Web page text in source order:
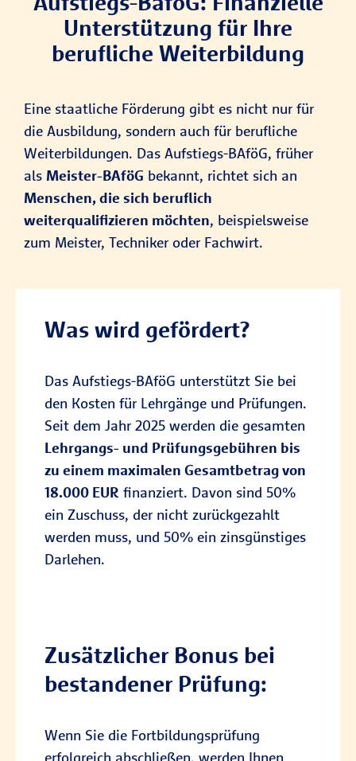
Unterstützung für Ihre
berufliche Weiterbildung
Eine staatliche Förderung gibt es nicht nur für
die Ausbildung, sondern auch für berufliche
Weiterbildungen. Das Aufstiegs-BAföG, früher
als Meister-BAföG bekannt, richtet sich an
Menschen, die sich beruflich
weiterqualifizieren möchten, beispielsweise
zum Meister, Techniker oder Fachwirt.
Was wird gefördert?
Das Aufstiegs-BAföG unterstützt Sie bei
den Kosten für Lehrgänge und Prüfungen.
Seit dem Jahr 2025 werden die gesamten
Lehrgangs- und Prüfungsgebühren bis
zu einem maximalen Gesamtbetrag von
18.000 EUR finanziert. Davon sind 50%
ein Zuschuss, der nicht zurückgezahlt
werden muss, und 50% ein zinsgünstiges
Darlehen.
Zusätzlicher Bonus bei
bestandener Prüfung:
Wenn Sie die Fortbildungsprüfung